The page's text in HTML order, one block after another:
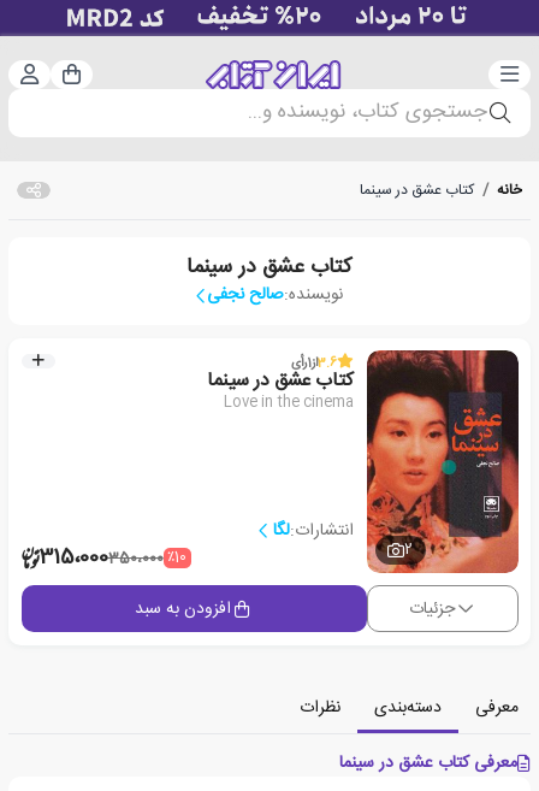
دسته‌بندی سبد
جستجوی کتاب، نویسنده و...
خانه / کتاب عشق در سینما
کتاب عشق در سینما
نویسنده:صالح نجفی
2
3.6از1رأی
کتاب عشق در سینما
Love in the cinema
انتشارات:لگا
٪10350،000315،000
جزئیات افزودن به سبد
معرفی دسته‌بندی
نظرات
معرفی کتاب عشق در سینما